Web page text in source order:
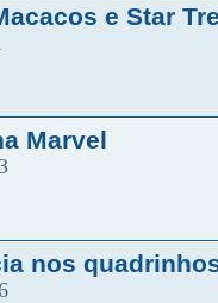
e Star
Marvel
nos